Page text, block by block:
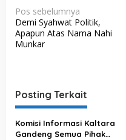
N
a
v
a
s
i
Pos sebelumnya
Demi Syahwat Politik,
Apapun Atas Nama Nahi
Munkar
Posting Terkait
Komisi Informasi Kaltara
Gandeng Semua Pihak